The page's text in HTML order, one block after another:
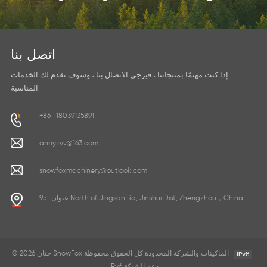
اتصل بنا
إذا كنت مهتمًا بمنتجاتنا ، فيرجى الاتصال بنا ، وسوف نقدم لك الخدمات
المناسبة
+86 -18039135891
annyzvv@163.com
snowfoxmachinery@outlook.com
عنوان : 95 North of Jingsan Rd, Jinshui Dist, Zhengzhou，China